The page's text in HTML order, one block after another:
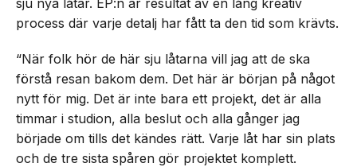
process där varje detalj har fått ta den tid som krävts.
“När folk hör de här sju låtarna vill jag att de ska
förstå resan bakom dem. Det här är början på något
nytt för mig. Det är inte bara ett projekt, det är alla
timmar i studion, alla beslut och alla gånger jag
började om tills det kändes rätt. Varje låt har sin plats
och de tre sista spåren gör projektet komplett.